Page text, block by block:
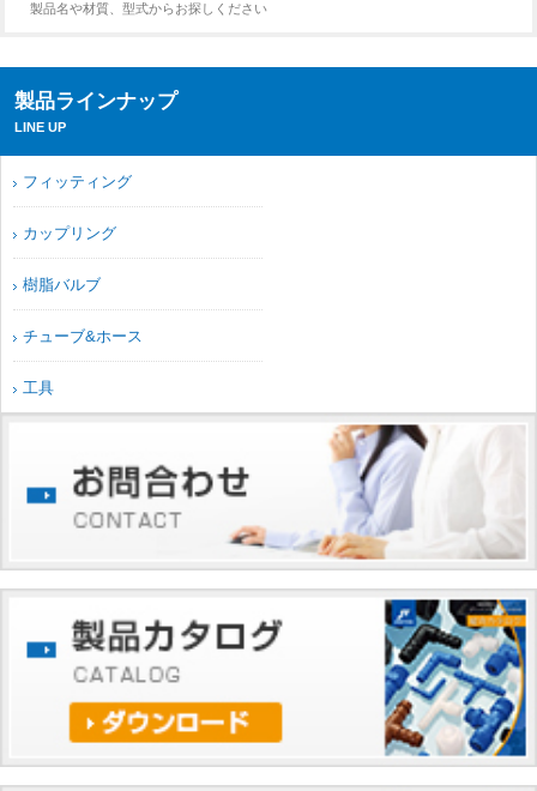
製品名や材質、型式からお探しください
製品ラインナップ
LINE UP
フィッティング
カップリング
樹脂バルブ
チューブ&ホース
工具